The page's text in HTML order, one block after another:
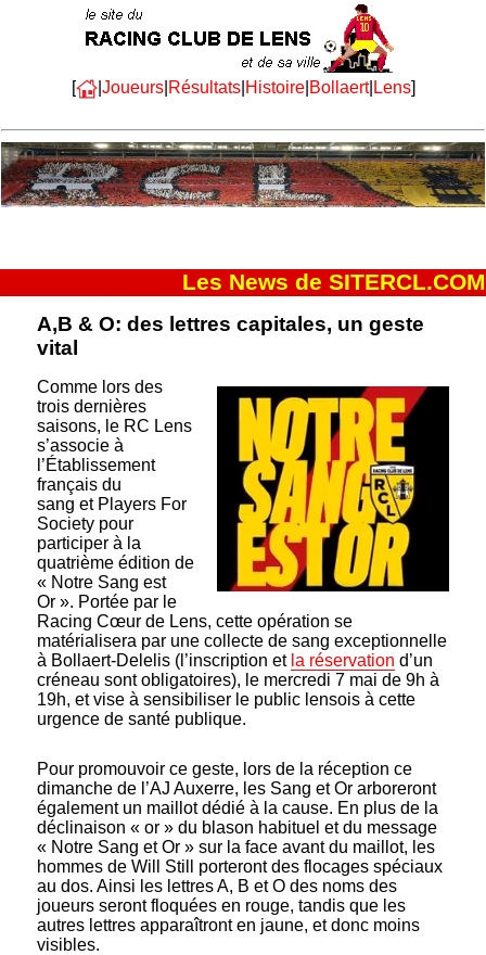
[ | Joueurs| Résultats| Histoire| Bollaert| Lens]
Les News de SITERCL.COM
A,B & O: des lettres capitales, un geste
vital
Comme lors des
trois dernières
saisons, le RC Lens
s’associe à
l’Établissement
français du
sang et Players For
Society pour
participer à la
quatrième édition de
« Notre Sang est
Or ». Portée par le
Racing Cœur de Lens, cette opération se
matérialisera par une collecte de sang exceptionnelle
à Bollaert-Delelis (l’inscription et la réservation d’un
créneau sont obligatoires), le mercredi 7 mai de 9h à
19h, et vise à sensibiliser le public lensois à cette
urgence de santé publique.
Pour promouvoir ce geste, lors de la réception ce
dimanche de l’AJ Auxerre, les Sang et Or arboreront
également un maillot dédié à la cause. En plus de la
déclinaison « or » du blason habituel et du message
« Notre Sang et Or » sur la face avant du maillot, les
hommes de Will Still porteront des flocages spéciaux
au dos. Ainsi les lettres A, B et O des noms des
joueurs seront floquées en rouge, tandis que les
autres lettres apparaîtront en jaune, et donc moins
visibles.